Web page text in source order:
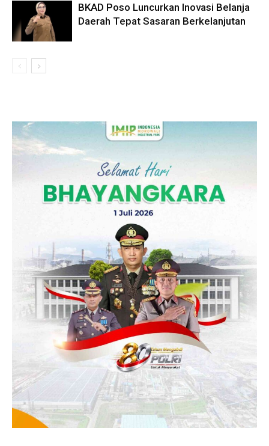
BKAD Poso Luncurkan Inovasi Belanja
Daerah Tepat Sasaran Berkelanjutan